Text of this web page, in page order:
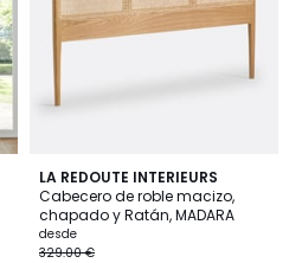
LA REDOUTE INTERIEURS
Cabecero de roble macizo,
chapado y Ratán, MADARA
desde
329.00 €
4,8
/ 5